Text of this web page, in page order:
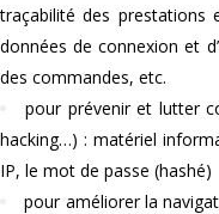
traçabilité des prestations
données de connexion et
des commandes, etc.
pour prévenir et lutter
hacking…) : matériel
IP, le mot de passe (hashé)
pour améliorer la